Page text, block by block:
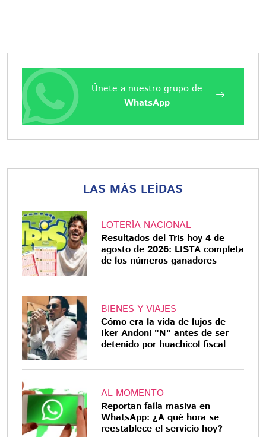
Únete a nuestro grupo de
WhatsApp
LAS MÁS LEÍDAS
LOTERÍA NACIONAL
Resultados del Tris hoy 4 de
agosto de 2026: LISTA completa
de los números ganadores
BIENES Y VIAJES
Cómo era la vida de lujos de
Iker Andoni "N" antes de ser
detenido por huachicol fiscal
AL MOMENTO
Reportan falla masiva en
WhatsApp: ¿A qué hora se
reestablece el servicio hoy?